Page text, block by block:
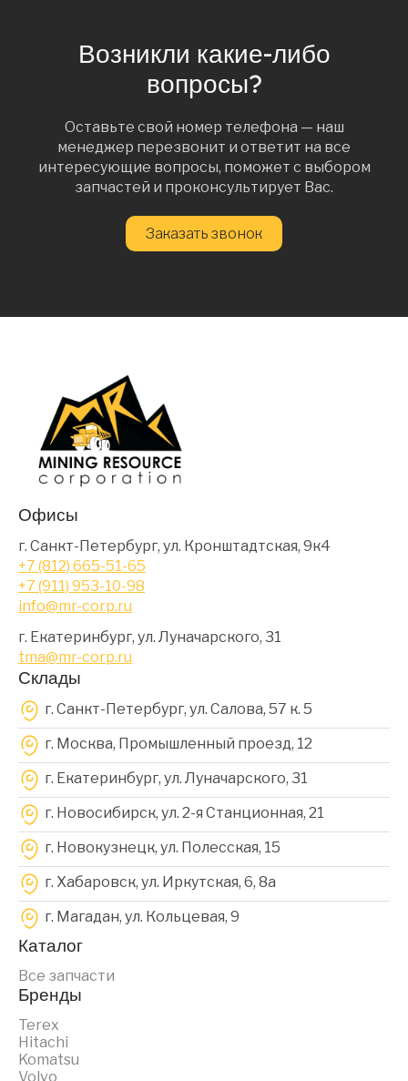
Возникли какие-либо
вопросы?
Оставьте свой номер телефона — наш
менеджер перезвонит и ответит на все
интересующие вопросы, поможет с выбором
запчастей и проконсультирует Вас.
Заказать звонок
Офисы
г. Санкт-Петербург, ул. Кронштадтская, 9к4
+7 (812) 665-51-65
+7 (911) 953-10-98
info@mr-corp.ru
г. Екатеринбург, ул. Луначарского, 31
tma@mr-corp.ru
Склады
г. Санкт-Петербург, ул. Салова, 57 к. 5
г. Москва, Промышленный проезд, 12
г. Екатеринбург, ул. Луначарского, 31
г. Новосибирск, ул. 2-я Станционная, 21
г. Новокузнецк, ул. Полесская, 15
г. Хабаровск, ул. Иркутская, 6, 8a
г. Магадан, ул. Кольцевая, 9
Каталог
Все запчасти
Бренды
Terex
Hitachi
Komatsu
Volvo